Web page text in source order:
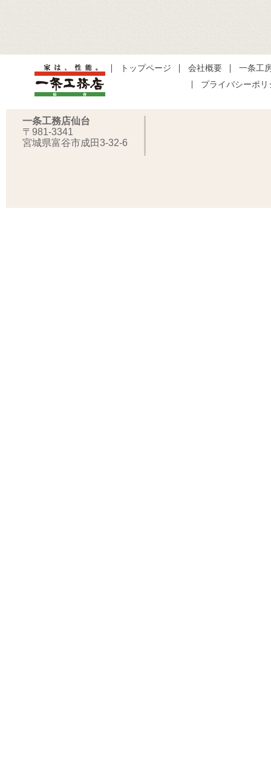
トップページ 会社概要
一条工
プライバシーポリ
一条工務店仙台
〒981-3341
宮城県富谷市成田3-32-6